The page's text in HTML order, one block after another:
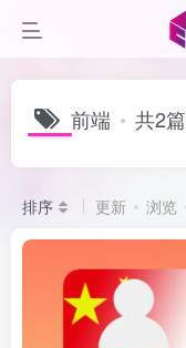
前端 共2篇
排序 更新 浏览